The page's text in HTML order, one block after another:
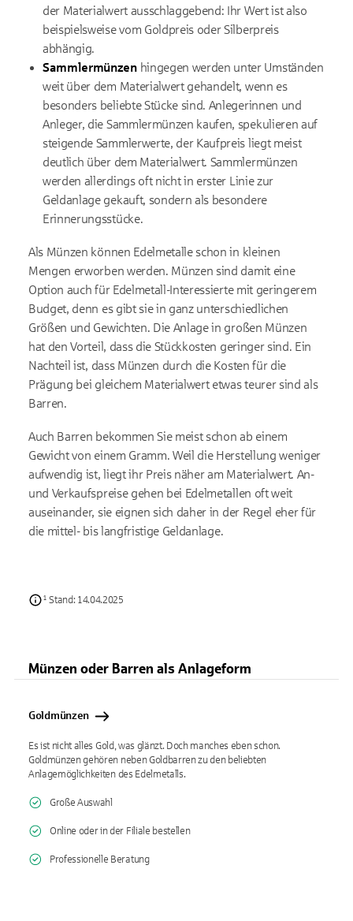
der Materialwert ausschlaggebend: Ihr Wert ist also
beispielsweise vom Goldpreis oder Silberpreis
abhängig.
Sammlermünzenhingegen werden unter Umständen
weit über dem Materialwert gehandelt, wenn es
besonders beliebte Stücke sind. Anlegerinnen und
Anleger, die Sammlermünzen kaufen, spekulieren auf
steigende Sammlerwerte, der Kaufpreis liegt meist
deutlich über dem Materialwert. Sammlermünzen
werden allerdings oft nicht in erster Linie zur
Geldanlage gekauft, sondern als besondere
Erinnerungsstücke.
Als Münzen können Edelmetalle schon in kleinen
Mengen erworben werden. Münzen sind damit eine
Option auch für Edelmetall-Interessierte mit geringerem
Budget, denn es gibt sie in ganz unterschiedlichen
Größen und Gewichten. Die Anlage in großen Münzen
hat den Vorteil, dass die Stückkosten geringer sind. Ein
Nachteil ist, dass Münzen durch die Kosten für die
Prägung bei gleichem Materialwert etwas teurer sind als
Barren.
Auch Barren bekommen Sie meist schon ab einem
Gewicht von einem Gramm. Weil die Herstellung weniger
aufwendig ist, liegt ihr Preis näher am Materialwert. An-
und Verkaufspreise gehen bei Edelmetallen oft weit
auseinander, sie eignen sich daher in der Regel eher für
die mittel- bis langfristige Geldanlage.
¹ Stand: 14.04.2025
Münzen oder Barren als Anlageform
Goldmünzen
Es ist nicht alles Gold, was glänzt. Doch manches eben schon.
Goldmünzen gehören neben Goldbarren zu den beliebten
Anlagemöglichkeiten des Edelmetalls.
Große Auswahl
Online oder in der Filiale bestellen
Professionelle Beratung